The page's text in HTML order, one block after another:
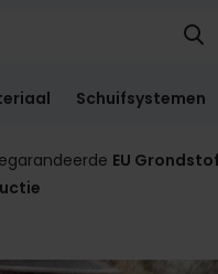
Schuifsystemen
EU